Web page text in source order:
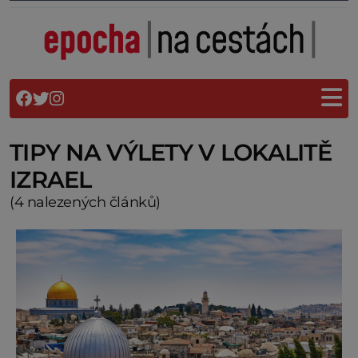
TIPY NA VÝLETY V LOKALITĚ
IZRAEL
(4 nalezených článků)